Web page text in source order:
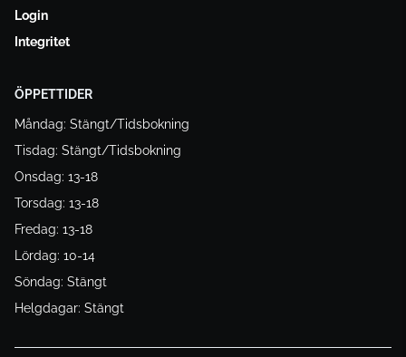
Login
Integritet
ÖPPETTIDER
Måndag: Stängt/Tidsbokning
Tisdag: Stängt/Tidsbokning
Onsdag: 13-18
Torsdag: 13-18
Fredag: 13-18
Lördag: 10-14
Söndag: Stängt
Helgdagar: Stängt